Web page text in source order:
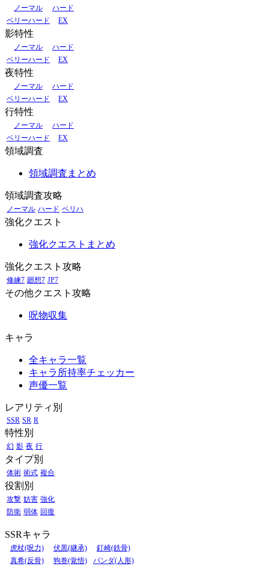
ノーマル
ハード
ベリーハード
EX
影特性
ノーマル
ハード
ベリーハード
EX
夜特性
ノーマル
ハード
ベリーハード
EX
行特性
ノーマル
ハード
ベリーハード
EX
領域調査
領域調査まとめ
領域調査攻略
ノーマル ハード ベリハ
強化クエスト
強化クエストまとめ
強化クエスト攻略
修練7 廻想7 JP7
その他クエスト攻略
呪物収集
キャラ
全キャラ一覧
キャラ所持率チェッカー
声優一覧
レアリティ別
SSR SR R
特性別
幻 影 夜 行
タイプ別
体術 術式 複合
役割別
攻撃 妨害 強化
防衛 弱体 回復
SSRキャラ
虎杖(呪力) 伏黒(継承)
釘崎(鉄骨)
真希(反骨)
狗巻(覚悟)
パンダ(人形)